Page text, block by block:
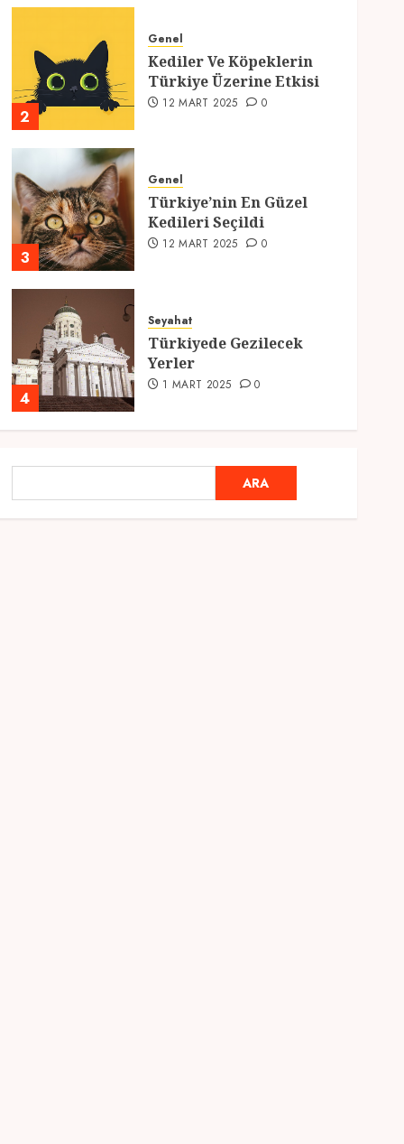
2
Genel
Kediler Ve Köpeklerin
Türkiye Üzerine Etkisi
12 MART 2025 0
3
Genel
Türkiye’nin En Güzel
Kedileri Seçildi
12 MART 2025 0
4
Seyahat
Türkiyede Gezilecek
Yerler
1 MART 2025 0
Ramazan Ayı 2025:
Manevi Atmosfer ve Özel
Hazırlıklar
ARA